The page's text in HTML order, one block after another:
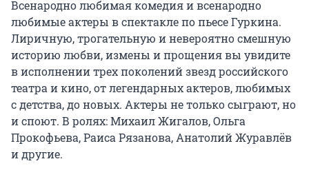
Всенародно любимая комедия и всенародно
любимые актеры вспектакле по пьесе Гуркина.
Лиричную, трогательную и невероятно смешную
историю любви, измены и прощения вы увидите
в исполнении трех поколений звезд российского
театра и кино, от легендарных актеров, любимых
с детства, до новых. Актеры не только сыграют, но
и споют. В ролях: Михаил Жигалов, Ольга
Прокофьева, Раиса Рязанова, Анатолий Журавлёв
и другие.